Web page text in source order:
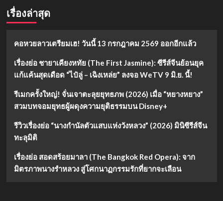
เรื่องล่าสุด
คอหวยลาวเตรียมเฮ! วันนี้ 13 กรกฎาคม 2569 ออกอีกแล้ว
เรื่องย่อ ชายาเคียงหทัย (The First Jasmine): ซีรีส์จีนย้อนยุค
แก้แค้นสุดเดือด “ไป๋ลู่ – เฉิงเหล่ย” ลงจอ WeTV 9 มิ.ย. นี้!
รีเมกครั้งใหญ่! จั่นเจาตะลุยยุทธภพ (2026) เมื่อ “หยางหยาง”
สวมบทจอมยุทธผู้ผดุงความยุติธรรมบน Disney+
รีวิวเรื่องย่อ “นางกำนัลตัวแสบแห่งวังหลวง” (2026) มินิซีรีส์จีน
ทะลุมิติ
เรื่องย่อ สอดสร้อยมาลา (The Bangkok Red Opera): จาก
มิตรภาพนางรำหลวง สู่โศกนาฏกรรมรักที่ยากจะเลือน